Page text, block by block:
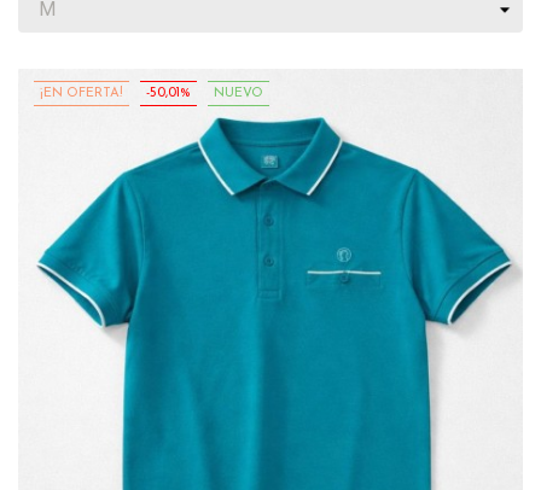
¡EN OFERTA! -50,01% NUEVO